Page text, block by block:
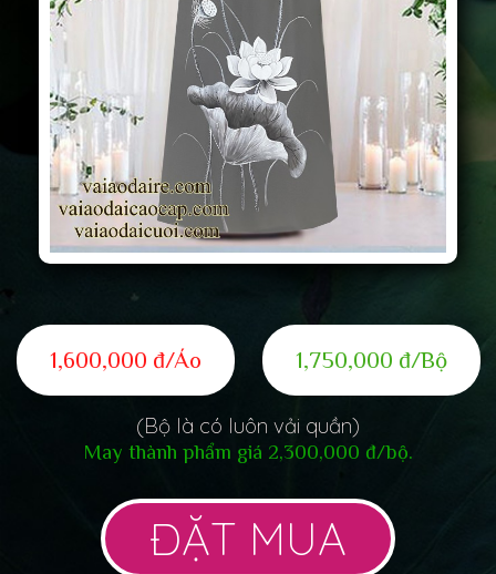
1,600,000 đ/Áo 1,750,000 đ/Bộ
(Bộ là có luôn vải quần)
May thành phẩm giá 2,300,000 đ/bộ.
ĐẶT MUA